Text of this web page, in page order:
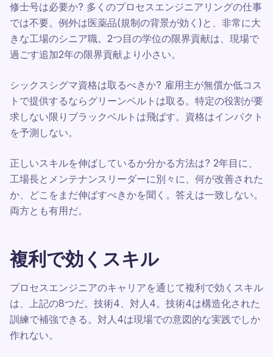
修士号は必要か? 多くのプロセスエンジニアリングの仕事
では不要。例外は医薬品(規制の背景が効く)と、非常に大
きな工場のシニア職。2つ目の学位の限界貢献は、現場で
過ごす追加2年の限界貢献より小さい。
シックスシグマ資格は取るべきか? 雇用主が無償か低コス
トで提供するならグリーンベルトは取る。特定の役割が要
求しない限りブラックベルトは飛ばす。資格はインパクト
を予測しない。
正しいスキルを伸ばしているか分かる方法は? 2年目に、
工場長とメンテナンスリーダーに別々に、何が改善された
か、どこをまだ伸ばすべきかを聞く。答えは一致しない。
両方とも有用だ。
複利で効くスキル
プロセスエンジニアのキャリアを通じて複利で効くスキル
は、上記の8つだ。技術4、対人4。技術4は構造化された
訓練で補強できる。対人4は現場での意図的な実践でしか
作れない。